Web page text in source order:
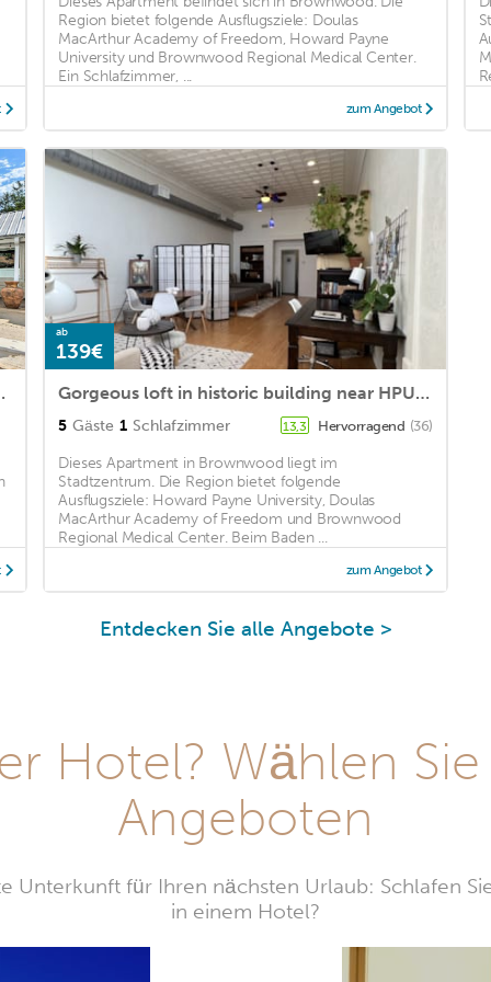
Region bietet folgende Ausflugsziele: Doulas
MacArthur Academy of Freedom, Howard Payne
University und Brownwood Regional Medical Center.
Ein Schlafzimmer, ...
zum Angebot
ab
139€
Gorgeous loft in historic building near HPU, restaurants, shops.
5 Gäste 1 Schlafzimmer 13,3 Hervorragend (36)
Dieses Apartment in Brownwood liegt im
Stadtzentrum. Die Region bietet folgende
Ausflugsziele: Howard Payne University, Doulas
MacArthur Academy of Freedom und Brownwood
Regional Medical Center. Beim Baden ...
zum Angebot
Entdecken Sie alle Angebote >
Hotel? Wählen
Angeboten
Unterkunft für Ihren nächsten Urlaub: Schlafen
in einem Hotel?